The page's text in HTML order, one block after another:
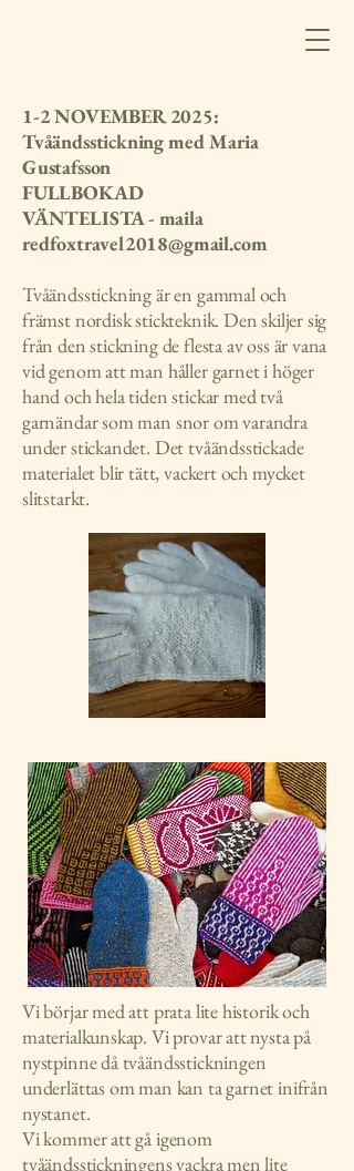
1-2 NOVEMBER 2025:
Tvåändsstickning med Maria
Gustafsson
FULLBOKAD
VÄNTELISTA - maila
redfoxtravel2018@gmail.com
Tvåändsstickning är en gammal och
främst nordisk stickteknik. Den skiljer sig
från den stickning de flesta av oss är vana
vid genom att man håller garnet i höger
hand och hela tiden stickar med två
garnändar som man snor om varandra
under stickandet. Det tvåändsstickade
materialet blir tätt, vackert och mycket
slitstarkt.
Vi börjar med att prata lite historik och
materialkunskap. Vi provar att nysta på
nystpinne då tvåändsstickningen
underlättas om man kan ta garnet inifrån
nystanet.
Vi kommer att gå igenom
tvåändsstickningens vackra men lite